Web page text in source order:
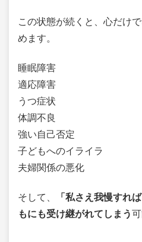
この状態が続くと、心だけ
めます。
睡眠障害
適応障害
うつ症状
体調不良
強い自己否定
子どもへのイライラ
夫婦関係の悪化
そして、
「私さえ我慢すれ
もにも受け継がれてしまう